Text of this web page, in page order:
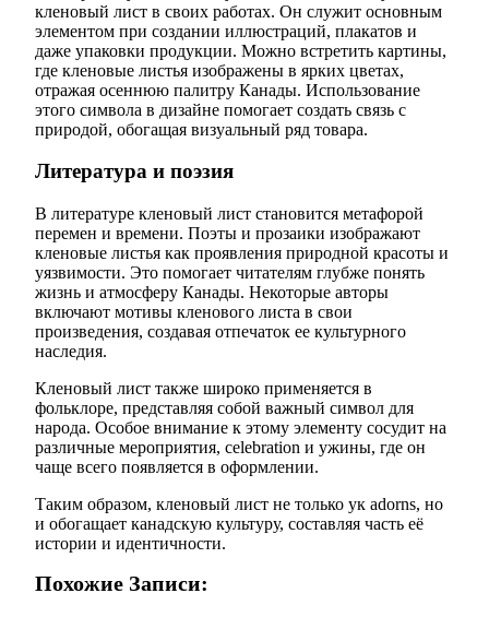
кленовый лист в своих работах. Он служит основным
элементом при создании иллюстраций, плакатов и
даже упаковки продукции. Можно встретить картины,
где кленовые листья изображены в ярких цветах,
отражая осеннюю палитру Канады. Использование
этого символа в дизайне помогает создать связь с
природой, обогащая визуальный ряд товара.
Литература и поэзия
В литературе кленовый лист становится метафорой
перемен и времени. Поэты и прозаики изображают
кленовые листья как проявления природной красоты и
уязвимости. Это помогает читателям глубже понять
жизнь и атмосферу Канады. Некоторые авторы
включают мотивы кленового листа в свои
произведения, создавая отпечаток ее культурного
наследия.
Кленовый лист также широко применяется в
фольклоре, представляя собой важный символ для
народа. Особое внимание к этому элементу сосудит на
различные мероприятия, celebration и ужины, где он
чаще всего появляется в оформлении.
Таким образом, кленовый лист не только ук adorns, но
и обогащает канадскую культуру, составляя часть её
истории и идентичности.
Похожие Записи: